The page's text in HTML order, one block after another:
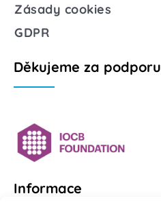
Zásady cookies
GDPR
Děkujeme za podporu
Informace